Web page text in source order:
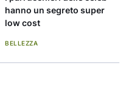
hanno un segreto super
low cost
BELLEZZA